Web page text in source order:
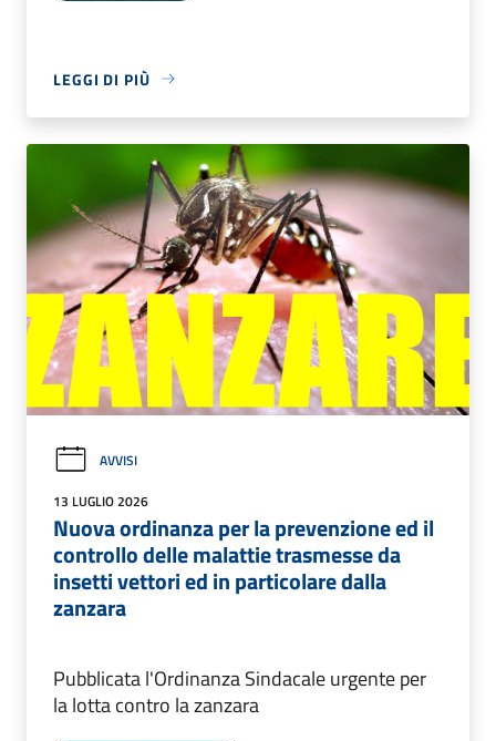
LEGGI DI PIÙ
AVVISI
13 LUGLIO 2026
Nuova ordinanza per la prevenzione ed il
controllo delle malattie trasmesse da
insetti vettori ed in particolare dalla
zanzara
Pubblicata l'Ordinanza Sindacale urgente per
la lotta contro la zanzara